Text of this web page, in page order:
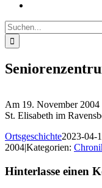
Suche
nach:
Am 19. November 2004
St. Elisabeth im
Ortsgeschichte2023-04-
2004|Kategorien:
Hinterlasse einen